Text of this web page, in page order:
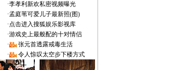
·李孝利新欢私密视频曝光
·孟庭苇可爱儿子最新照(图)
·点击进入搜狐娱乐影视库
·游戏史上最般配的十对情侣
·
张元首透露戒毒生活
· 令人惊叹太空步下楼方式